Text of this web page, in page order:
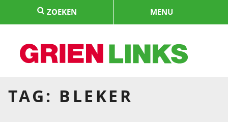
springen
ZOEKEN MENU
TAG: BLEKER